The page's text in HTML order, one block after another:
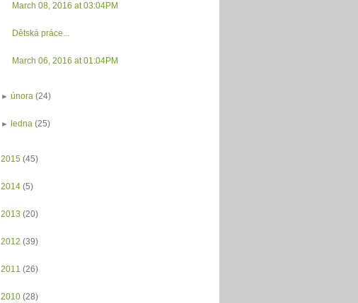
March 08, 2016 at 03:04PM
Dětská práce...
March 06, 2016 at 01:04PM
►února (24)
►ledna (25)
2015 (45)
2014 (5)
2013 (20)
2012 (39)
2011 (26)
2010 (28)